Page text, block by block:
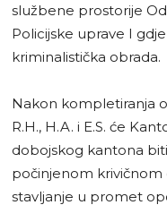
službene prostorije
Policijske uprave I
kriminalistička obrada.
Nakon kompletiranja
R.H., H.A. i E.S. će
dobojskog kantona
počinjenom krivičnom
stavljanje u promet